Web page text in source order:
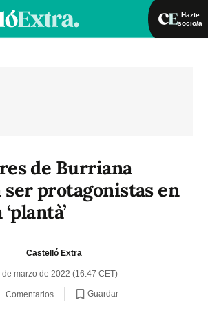
Hazte
socio/a
de Burriana
ser protagonistas en
Castelló Extra
de marzo de 2022 (16:47 CET)
Comentarios Guardar